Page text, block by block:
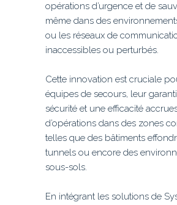
opérations d’urgence et de
même dans des
ou les réseaux de
inaccessibles ou perturbés.
Cette innovation est cruciale
équipes de secours, leur
sécurité et une efficacité
d’opérations dans des zones
telles que des bâtiments
tunnels ou encore des
sous-sols.
En intégrant les solutions de